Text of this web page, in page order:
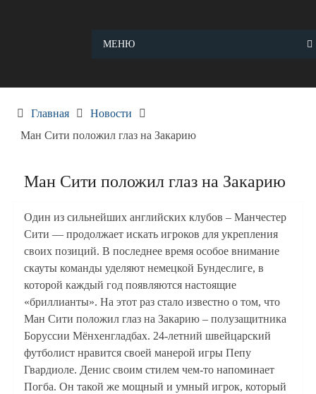
МЕНЮ
Главная
Новости
Ман Сити положил глаз на Закарию
Ман Сити положил глаз на Закарию
Один из сильнейших английских клубов – Манчестер
Сити — продолжает искать игроков для укрепления
своих позиций. В последнее время особое внимание
скауты команды уделяют немецкой Бундеслиге, в
которой каждый год появляются настоящие
«бриллианты». На этот раз стало известно о том, что
Ман Сити положил глаз на Закарию – полузащитника
Боруссии Мёнхенгладбах. 24-летний швейцарский
футболист нравится своей манерой игры Пепу
Гвардиоле. Денис своим стилем чем-то напоминает
Погба. Он такой же мощный и умный игрок, который